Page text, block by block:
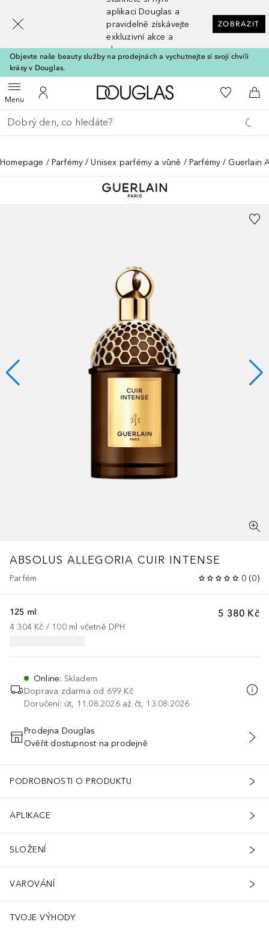
aplikaci Douglas a
pravidelně získávejte
exkluzivní akce a
slevy
ZOBRAZIT
Objevte naše beauty služby na prodejnách a vychutnejte si svojí chvíli
krásy v Douglas.
MenuOtevřít menuK mému účtu
Domů K mému
Do
Vraťte se
Proveďte vyhledávání
Homepage Parfémy Unisex parfémy a vůně Parfémy Guerlain
ABSOLUS ALLEGORIA CUIR INTENSE
Parfém 0 (0)
5 380 Kč
125 ml
4 304 Kč / 100 ml včetně DPH
Online: Skladem
Doprava zdarma od 699 Kč
Doručení: út, 11.08.2026 až čt, 13.08.2026
PŘIDAT DO KOŠÍKU
Prodejna Douglas
Ověřit dostupnost na prodejně
PODROBNOSTI O PRODUKTU
APLIKACE
SLOŽENÍ
VAROVÁNÍ
TVOJE VÝHODY
[navigation.slideout.screenreader]